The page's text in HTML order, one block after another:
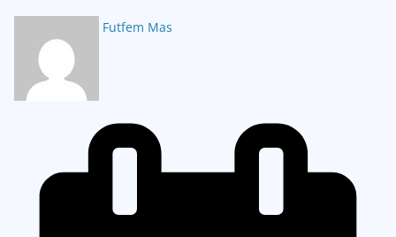
Futfem Mas